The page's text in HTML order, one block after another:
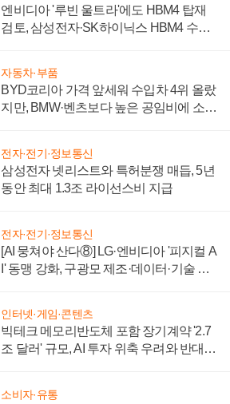
엔비디아 '루빈 울트라'에도 HBM4 탑재
검토, 삼성전자·SK하이닉스 HBM4 수율
자동차·부품
BYD코리아 가격 앞세워 수입차 4위 올랐
지만, BMW·벤츠보다 높은 공임비에 소비
전자·전기·정보통신
삼성전자 넷리스트와 특허분쟁 매듭, 5년
동안 최대 1.3조 라이선스비 지급
전자·전기·정보통신
[AI 뭉쳐야 산다⑧] LG·엔비디아 '피지컬 A
I' 동맹 강화, 구광모 제조·데이터·기술 결
인터넷·게임·콘텐츠
빅테크 메모리반도체 포함 장기계약 '2.7
조 달러' 규모, AI 투자 위축 우려와 반대
소비자·유통